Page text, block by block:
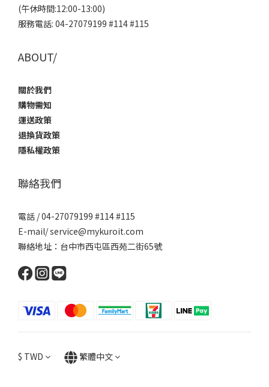
(午休時間:12:00-13:00)
服務電話: 04-27079199 #114 #115
ABOUT/
關於我們
購物需知
運送政策
退換貨政策
隱私權政策
聯絡我們
電話 / 04-27079199 #114 #115
E-mail/ service@mykuroit.com
聯絡地址：台中市西屯區西苑二街65號
$ TWD 繁體中文